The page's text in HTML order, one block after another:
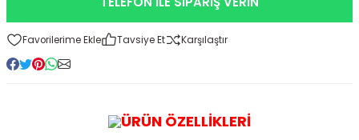
Tavsiye Et Karşılaştır
ÜRÜN ÖZELLİKLERİ